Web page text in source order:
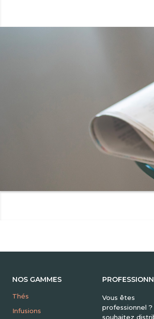
NOS GAMMES
Thés
Infusions
Vous êtes
professionnel ?
souhaitez